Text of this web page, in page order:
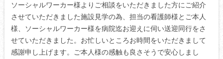
ソーシャルワーカー様よりご相談をいただきました方にご紹介
させていただきました施設見学の為、担当の看護師様とご本人
様、ソーシャルワーカー様を病院迄お迎えに伺い送迎同行をさ
せていただきました。お忙しいところお時間をいただきまして
感謝申し上げます。ご本人様の感触も良さそうで安心しまし